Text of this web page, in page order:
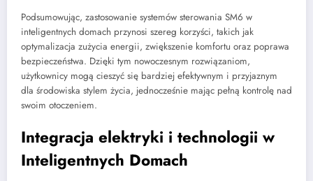
Podsumowując, zastosowanie systemów sterowania SM6 w
inteligentnych domach przynosi szereg korzyści, takich jak
optymalizacja zużycia energii, zwiększenie komfortu oraz poprawa
bezpieczeństwa. Dzięki tym nowoczesnym rozwiązaniom,
użytkownicy mogą cieszyć się bardziej efektywnym i przyjaznym
dla środowiska stylem życia, jednocześnie mając pełną kontrolę nad
swoim otoczeniem.
Integracja elektryki i technologii w
Inteligentnych Domach